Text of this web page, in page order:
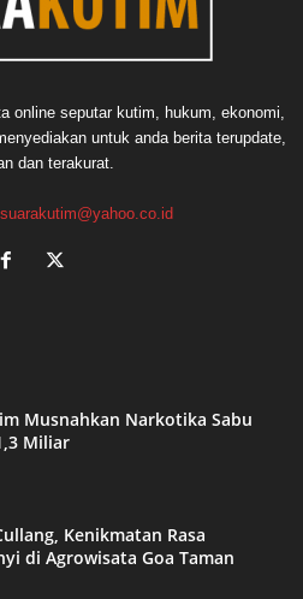
online seputar kutim, hukum, ekonomi,
untuk anda berita terupdate,
dan terakurat.
suarakutim@yahoo.co.id
Musnahkan Narkotika Sabu
Miliar
Kenikmatan Rasa
di Agrowisata Goa Taman